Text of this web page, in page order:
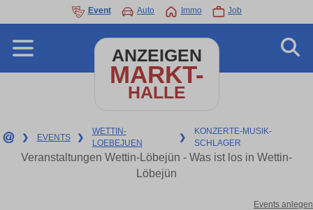
Event Auto Immo Job
ANZEIGEN
MARKT-
HALLE
❯ EVENTS ❯
WETTIN-
LOEBEJUEN
❯
KONZERTE-MUSIK-
SCHLAGER
Veranstaltungen Wettin-Löbejün - Was ist los in Wettin-
Löbejün
Events anlegen